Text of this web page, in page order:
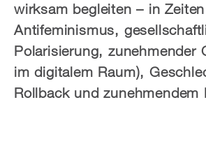
wirksam begleiten – in
Antifeminismus,
Polarisierung, zunehmender
im digitalem Raum),
Rollback und zunehmendem